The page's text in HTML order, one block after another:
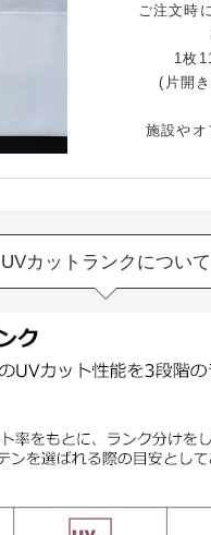
ご注文時
1枚
(片開
施設やオ
UVカットランクについて